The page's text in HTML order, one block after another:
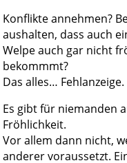
Konflikte annehmen?
aushalten, dass auch
Welpe auch gar nicht
bekommmt?
Das alles… Fehlanzeige.
Es gibt für niemanden
Fröhlichkeit.
Vor allem dann nicht,
anderer voraussetzt.